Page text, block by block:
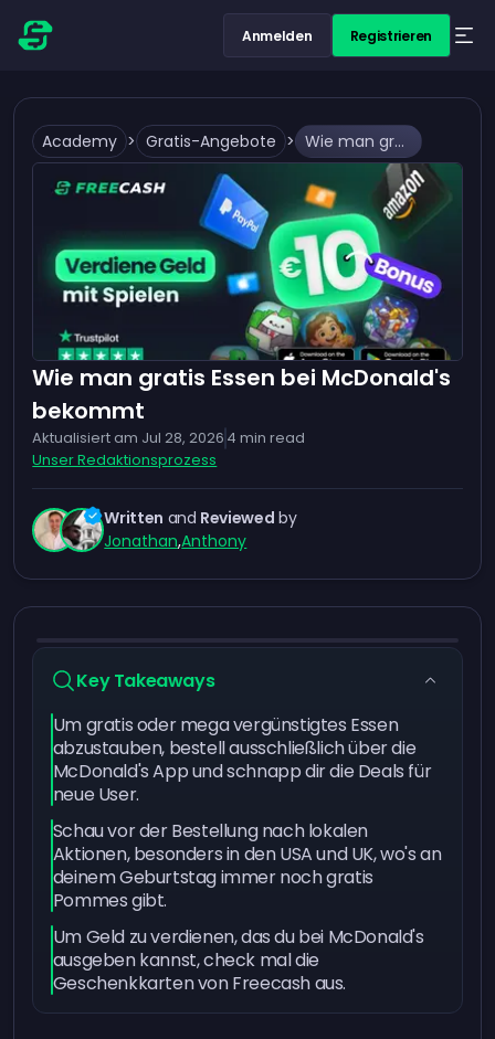
Anmelden Registrieren
Academy > Gratis-Angebote > Wie man gratis Essen bei McDonald's bekommt
Wie man gratis Essen bei McDonald's
bekommt
Aktualisiert am Jul 28, 2026 4 min read
Unser Redaktionsprozess
Written and Reviewed by
Jonathan,Anthony
Key Takeaways
Um gratis oder mega vergünstigtes Essen
abzustauben, bestell ausschließlich über die
McDonald's App und schnapp dir die Deals für
neue User.
Schau vor der Bestellung nach lokalen
Aktionen, besonders in den USA und UK, wo's an
deinem Geburtstag immer noch gratis
Pommes gibt.
Um Geld zu verdienen, das du bei McDonald's
ausgeben kannst, check mal die
Geschenkkarten von Freecash aus.